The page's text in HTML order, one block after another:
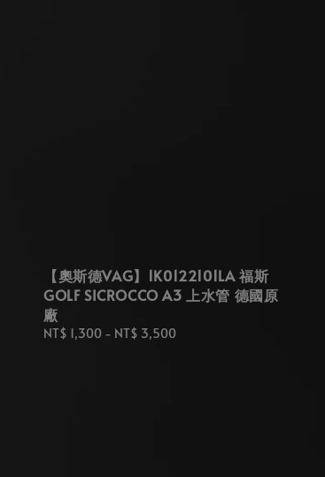
【奧斯德VAG】1K0122101LA 福斯
GOLF SICROCCO A3 上水管 德國原
廠
Regular
NT$ 1,300 - NT$ 3,500